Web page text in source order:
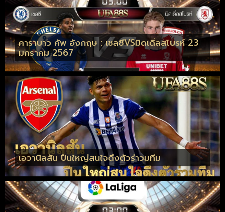
คาราบาว คัพ อังกฤษ : เชลซีVSมิดเดิ่ลสโบรห์ 23
มกราคม 2567
เอวานิลสัน ปืนใหญ่สนใจดึงตัวร่าวมทีม